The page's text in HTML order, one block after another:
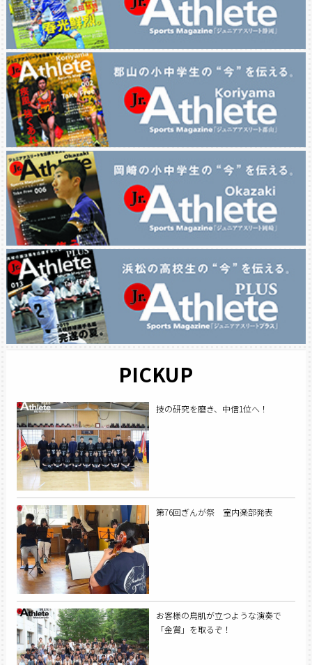
PICKUP
技の研究を磨き、中信1位へ！
第76回ぎんが祭 室内楽部発表
お客様の鳥肌が立つような演奏で
「金賞」を取るぞ！